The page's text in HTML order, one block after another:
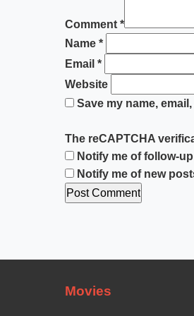
Comment *
Name *
Email *
Website
Save my name,
The reCAPTCHA
Notify me of follow-
Notify me of new
Movies